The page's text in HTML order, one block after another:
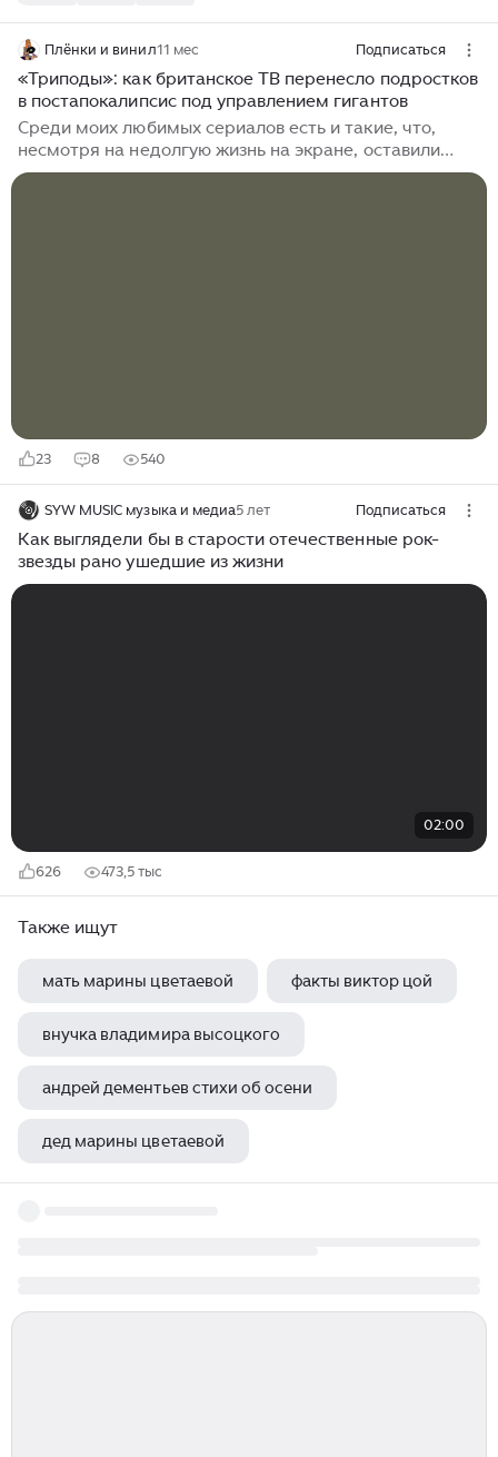
Плёнки и винил11 мес Подписаться
«Триподы»: как британское ТВ перенесло подростков
в постапокалипсис под управлением гигантов
Среди моих любимых сериалов есть и такие, что,
несмотря на недолгую жизнь на экране, оставили
сильный след в воображении. «Триподы» (The
23 8 540
SYW MUSIC музыка и медиа5 лет Подписаться
Как выглядели бы в старости отечественные рок-
звезды рано ушедшие из жизни
02:00
626 473,5 тыс
Также ищут
мать марины цветаевой факты виктор цой
внучка владимира высоцкого
андрей дементьев стихи об осени
дед марины цветаевой